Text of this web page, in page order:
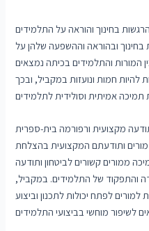
ובהוראה וההשפעה שלהן על
המורות והתלמידים בכיתה נמצאים
להיות חמות ונועזות במקביל, ובכך
מקצועית ורפורמה בית-ספרית
ותודעתם המקצועית בהצלחת
ממורים קשורים לביטחון ותודעה
והתפקוד של התלמידים. במקביל,
לפתח יכולות לתכנון וביצוע